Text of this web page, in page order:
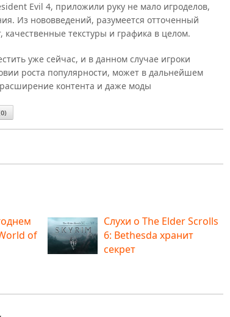
Evil 4, приложили руку не мало игроделов,
Из нововведений, разумеется отточенный
текстуры и графика в целом.
уже сейчас, и в данном случае игроки
роста популярности, может в дальнейшем
контента и даже моды
0)
of
Слухи о The Elder Scrolls
6: Bethesda хранит
секрет